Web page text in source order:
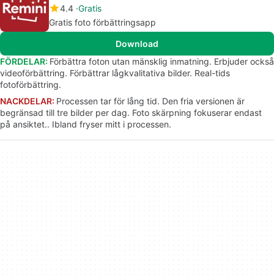
4.4 Gratis
Gratis foto förbättringsapp
Download
FÖRDELAR: Förbättra foton utan mänsklig inmatning. Erbjuder också
videoförbättring. Förbättrar lågkvalitativa bilder. Real-tids
fotoförbättring.
NACKDELAR: Processen tar för lång tid. Den fria versionen är
begränsad till tre bilder per dag. Foto skärpning fokuserar endast
på ansiktet.. Ibland fryser mitt i processen.